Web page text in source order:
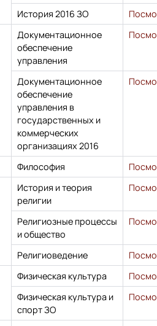
История 2016 ЗО
Документационное
обеспечение
управления
Документационное
обеспечение
управления в
государственных и
коммерческих
организациях 2016
Философия
История и теория
религии
Религиозные процессы
и общество
Религиоведение
Физическая культура
Физическая культура и
спорт ЗО